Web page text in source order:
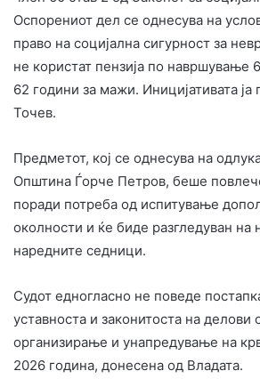
Оспорениот дел се однесува на
право на социјална сигурност за
не користат пензија по навршување
62 години за мажи. Иницијативата
Точев.
Предметот, кој се однесува на
Општина Ѓорче Петров, беше
поради потреба од испитување
околности и ќе биде разгледуван на
наредните седници.
Судот едногласно не поведе
уставноста и законитоста на делови
организирање и унапредување на
2026 година, донесена од Владата.